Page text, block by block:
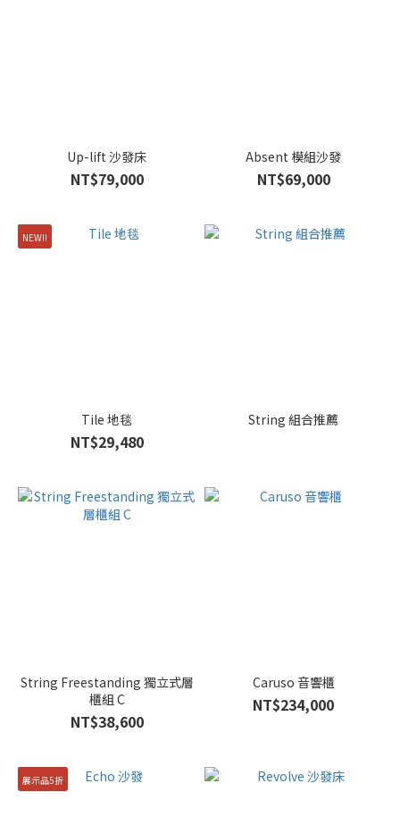
Up-lift 沙發床
NT$79,000
Absent 模組沙發
NT$69,000
NEW!!
Tile 地毯
NT$29,480
String 組合推薦
String Freestanding 獨立式層
櫃組 C
NT$38,600
Caruso 音響櫃
NT$234,000
展示品5折